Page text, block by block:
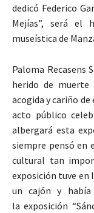
dedicó Federico
Mejías”, será el
museística de
Paloma Recasens
herido de muerte
acogida y cariño de
acto público
albergará esta
siempre pensó en
cultural tan
exposición tuve en
un cajón y
la exposición